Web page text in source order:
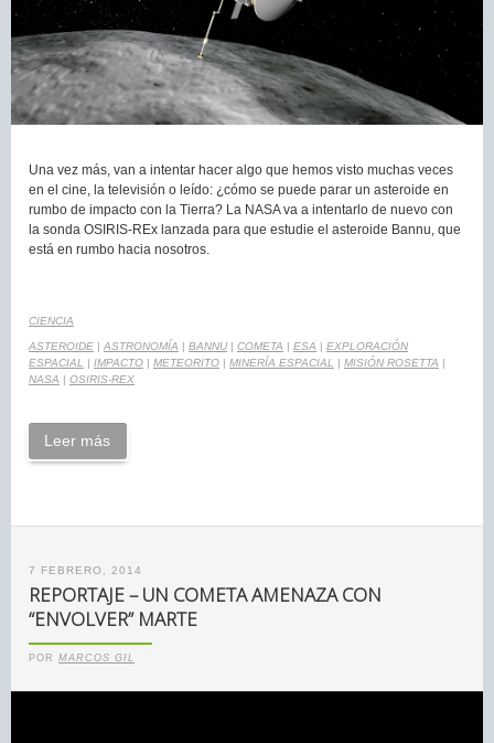
Una vez más, van a intentar hacer algo que hemos visto muchas veces
en el cine, la televisión o leído: ¿cómo se puede parar un asteroide en
rumbo de impacto con la Tierra? La NASA va a intentarlo de nuevo con
la sonda OSIRIS-REx lanzada para que estudie el asteroide Bannu, que
está en rumbo hacia nosotros.
CIENCIA
ASTEROIDE | ASTRONOMÍA | BANNU | COMETA | ESA | EXPLORACIÓN
ESPACIAL
| IMPACTO | METEORITO | MINERÍA ESPACIAL | MISIÓN ROSETTA |
NASA | OSIRIS-REX
Leer más
7 FEBRERO, 2014
REPORTAJE – UN COMETA AMENAZA CON
“ENVOLVER” MARTE
POR MARCOS GIL